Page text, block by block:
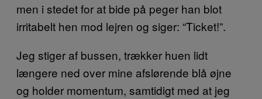
men i stedet for at bide på peger han blot
irritabelt hen mod lejren og siger: “Ticket!”.
Jeg stiger af bussen, trækker huen lidt
længere ned over mine afslørende blå øjne
og holder momentum, samtidigt med at jeg